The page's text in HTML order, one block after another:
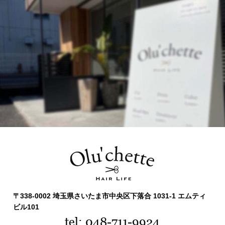
〒338-0002 埼玉県さいたま市中央区下落合 1031-1 エムティ
ビル101
tel: 048-711-9924